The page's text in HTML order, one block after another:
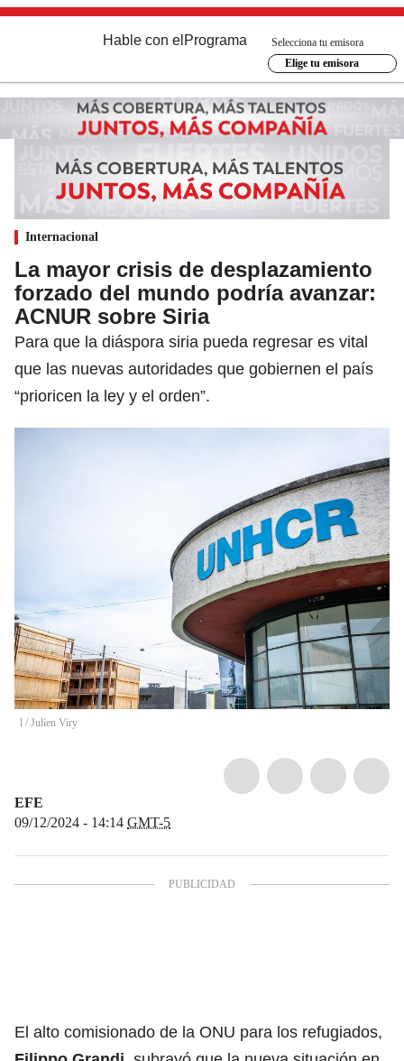
Hable con el Programa
Selecciona tu emisora
Elige tu emisora
Internacional
La mayor crisis de desplazamiento
forzado del mundo podría avanzar:
ACNUR sobre Siria
Para que la diáspora siria pueda regresar es vital
que las nuevas autoridades que gobiernen el país
“prioricen la ley y el orden”.
l / Julien Viry
EFE
09/12/2024 - 14:14 GMT-5
El alto comisionado de la ONU para los refugiados,